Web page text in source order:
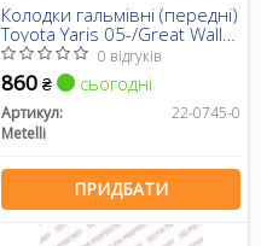
Колодки гальмівні (передні)
Toyota Yaris 05-/Great Wall
C30/Lingao/Tengyi 09-
0 відгуків
860 ₴ сьогодні
Артикул:
22-0745-0
Metelli
ПРИДБАТИ